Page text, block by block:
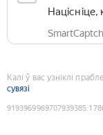
Калі ў вас узніклі
сувязі
9193969969707939385: